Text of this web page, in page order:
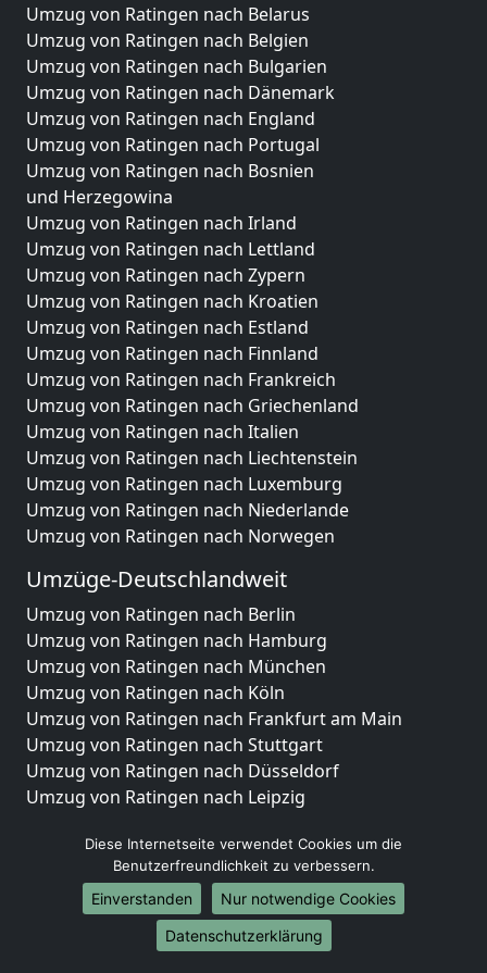
Umzug von Ratingen nach Belarus
Umzug von Ratingen nach Belgien
Umzug von Ratingen nach Bulgarien
Umzug von Ratingen nach Dänemark
Umzug von Ratingen nach England
Umzug von Ratingen nach Portugal
Umzug von Ratingen nach Bosnien
und Herzegowina
Umzug von Ratingen nach Irland
Umzug von Ratingen nach Lettland
Umzug von Ratingen nach Zypern
Umzug von Ratingen nach Kroatien
Umzug von Ratingen nach Estland
Umzug von Ratingen nach Finnland
Umzug von Ratingen nach Frankreich
Umzug von Ratingen nach Griechenland
Umzug von Ratingen nach Italien
Umzug von Ratingen nach Liechtenstein
Umzug von Ratingen nach Luxemburg
Umzug von Ratingen nach Niederlande
Umzug von Ratingen nach Norwegen
Umzüge-Deutschlandweit
Umzug von Ratingen nach Berlin
Umzug von Ratingen nach Hamburg
Umzug von Ratingen nach München
Umzug von Ratingen nach Köln
Umzug von Ratingen nach Frankfurt am Main
Umzug von Ratingen nach Stuttgart
Umzug von Ratingen nach Düsseldorf
Umzug von Ratingen nach Leipzig
Umzug von Ratingen nach Essen
Umzug von Ratingen nach Bremen
Umzug von Ratingen nach Dresden
Umzug von Ratingen nach Hannover
Umzug von Ratingen nach Nürnberg
Diese Internetseite verwendet Cookies um die
Benutzerfreundlichkeit zu verbessern.
Einverstanden
Nur notwendige Cookies
Datenschutzerklärung